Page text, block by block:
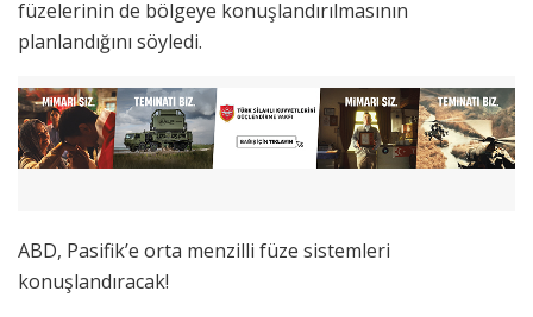
füzelerinin de bölgeye konuşlandırılmasının
planlandığını söyledi.
ABD, Pasifik’e orta menzilli füze sistemleri
konuşlandıracak!